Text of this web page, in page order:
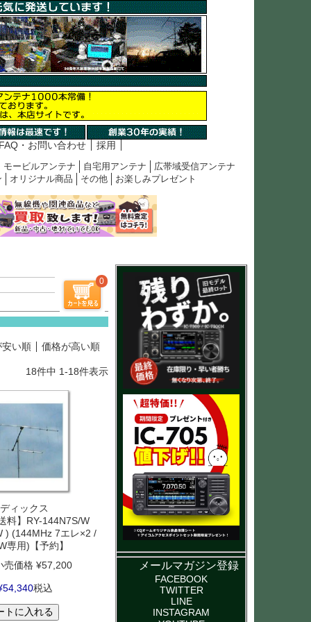
・お問い合わせ 採用
モービルアンテナ 自宅用アンテナ
広帯域受信アンテナ
オリジナル商品 その他 お楽しみプレゼント
0
い順 価格が高い順
18件中 1-18件表示
ィックス
料】RY-144N7S/W
) (144MHz 7エレ×2 /
専用)【予約】
売価格 ¥57,200
54,340税込
トに入れる
メールマガジン登録
FACEBOOK
TWITTER
LINE
INSTAGRAM